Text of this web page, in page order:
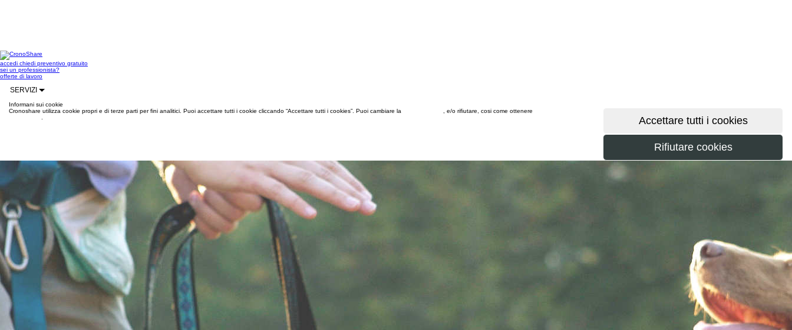
accedi chiedi preventivo gratuito
sei un professionista?
offerte di lavoro
SERVIZI
Informani sui cookie
Cronoshare utilizza cookie propri e di terze parti per fini analitici. Puoi accettare tutti i cookie cliccando “Accettare tutti i cookies”. Puoi cambiare la
, e/o rifiutare, cosi come ottenere